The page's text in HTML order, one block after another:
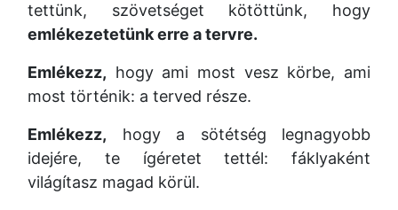
tettünk, szövetséget kötöttünk, hogy
emlékezetetünk erre a tervre.
Emlékezz, hogy ami most vesz körbe, ami
most történik: a terved része.
Emlékezz, hogy a sötétség legnagyobb
idejére, te ígéretet tettél: fáklyaként
világítasz magad körül.